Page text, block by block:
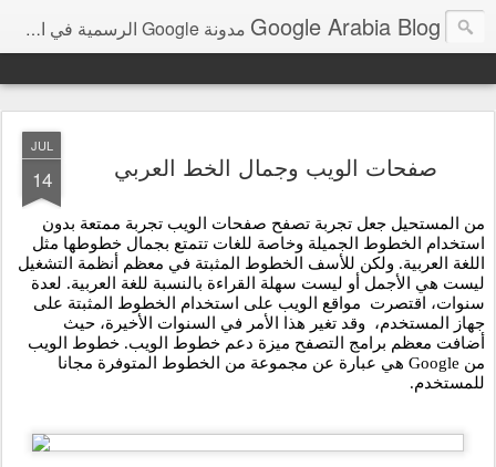
Google Arabia Blog مدونة Google الرسمية في الشرق الأوسط و شمال أفريقيا‎
JUL
14 صفحات الويب وجمال الخط العربي
للمستخدم.